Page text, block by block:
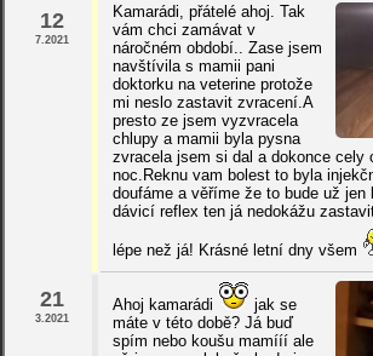
12
7.2021
Kamarádi, přátelé ahoj. Tak
vám chci zamávat v
náročném období.. Zase jsem
navštívila s mamii pani
doktorku na veterine protože
mi neslo zastavit zvracení.A
presto ze jsem vyzvracela
chlupy a mamii byla pysna
zvracela jsem si dal a dokonce cely
noc.Reknu vam bolest to byla
doufáme a věříme že to bude už jen
dávicí reflex ten já nedokážu
lépe než já! Krásné letní dny všem
21
3.2021
Ahoj kamarádi
jak se
máte v této době? Já buď
spím nebo koušu mamííí ale